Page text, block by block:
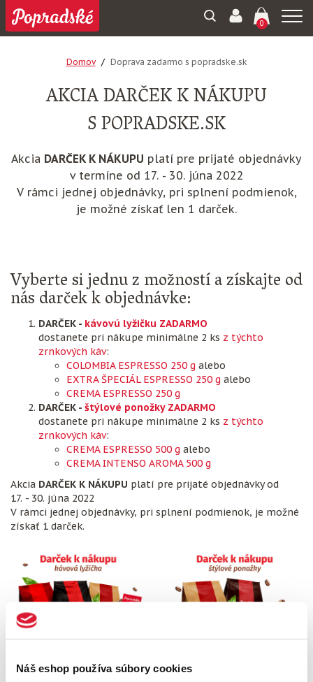
Náš eshop používa súbory cookies
0
Domov Doprava zadarmo s popradske.sk
AKCIA DARČEK K NÁKUPU
S POPRADSKE.SK
Akcia DARČEK K NÁKUPU platí pre prijaté objednávky
v termíne od 17. - 30. júna 2022
V rámci jednej objednávky, pri splnení podmienok,
je možné získať len 1 darček.
Vyberte si jednu z možností a získajte od
nás darček k objednávke:
DARČEK - kávovú lyžičku ZADARMO
dostanete pri nákupe minimálne 2 ks z týchto
zrnkových káv:
COLOMBIA ESPRESSO 250 g alebo
EXTRA ŠPECIÁL ESPRESSO 250 g alebo
CREMA ESPRESSO 250 g
DARČEK - štýlové ponožky ZADARMO
dostanete pri nákupe minimálne 2 ks z týchto
zrnkových káv:
CREMA ESPRESSO 500 g alebo
CREMA INTENSO AROMA 500 g
Akcia DARČEK K NÁKUPU platí pre prijaté objednávky od
17. - 30. júna 2022
V rámci jednej objednávky, pri splnení podmienok, je možné
získať 1 darček.